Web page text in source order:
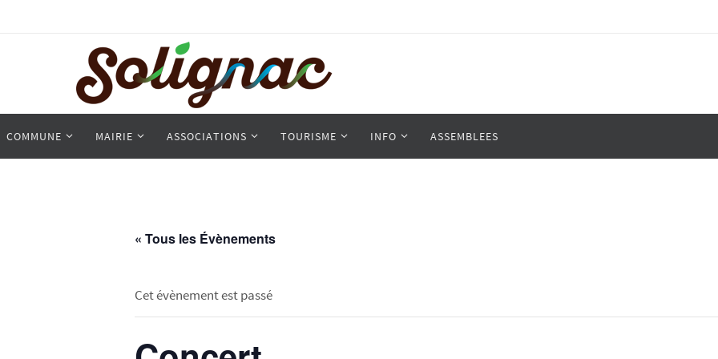
COMMUNE MAIRIE ASSOCIATIONS TOURISME INFO ASSEMBLEES
« Tous les Évènements
Cet évènement est passé